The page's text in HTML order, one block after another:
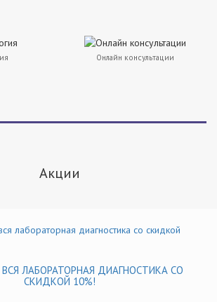
Онлайн консультации
Акции
ЛАБОРАТОРНАЯ ДИАГНОСТИКА СО
СКИДКОЙ 10%!